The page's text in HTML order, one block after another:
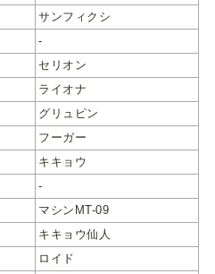
サンフィクシ
-
セリオン
ライオナ
グリュピン
フーガー
キキョウ
-
マシンMT-09
キキョウ仙人
ロイド